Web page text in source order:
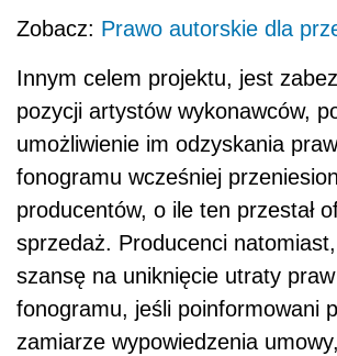
Zobacz: Prawo autorskie dla
Innym celem projektu, jest
pozycji artystów wykonawców,
umożliwienie im odzyskania
fonogramu wcześniej
producentów, o ile ten przestał
sprzedaż. Producenci
szansę na uniknięcie utraty
fonogramu, jeśli poinformowani
zamiarze wypowiedzenia